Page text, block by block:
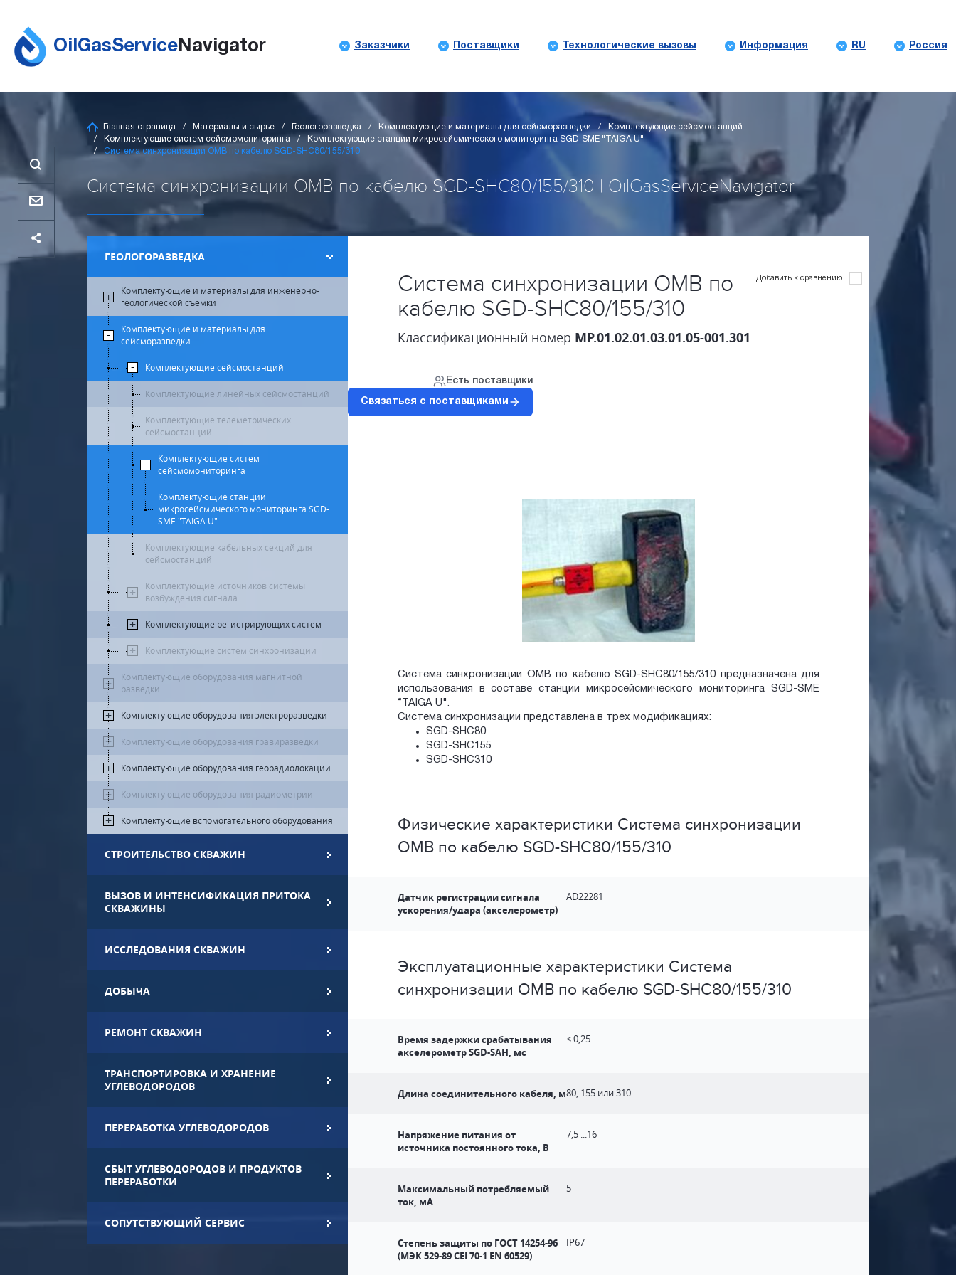
OilGasService Navigator Заказчики Поставщики Технологические вызовы Информация RU Россия
Главная страница Материалы и сырье Геологоразведка Комплектующие и материалы для сейсморазведки
Комплектующие сейсмостанций
Комплектующие систем сейсмомониторинга
Комплектующие станции микросейсмического мониторинга SGD-SME "TAIGA U"
Система синхронизации ОМВ по кабелю SGD-SHC80/155/310
Система синхронизации ОМВ по кабелю SGD-SHC80/155/310 | OilGasServiceNavigator
ГЕОЛОГОРАЗВЕДКА
Комплектующие и материалы для инженерно-
геологической съемки
Комплектующие и материалы для
сейсморазведки
Комплектующие сейсмостанций
Комплектующие линейных сейсмостанций
Комплектующие телеметрических
сейсмостанций
Комплектующие систем
сейсмомониторинга
Комплектующие станции
микросейсмического мониторинга SGD-
SME "TAIGA U"
Комплектующие кабельных секций для
сейсмостанций
Комплектующие источников системы
возбуждения сигнала
Комплектующие регистрирующих систем
Комплектующие систем синхронизации
Комплектующие оборудования магнитной
разведки
Комплектующие оборудования электроразведки
Комплектующие оборудования гравиразведки
Комплектующие оборудования георадиолокации
Комплектующие оборудования радиометрии
Комплектующие вспомогательного оборудования
СТРОИТЕЛЬСТВО СКВАЖИН
ВЫЗОВ И ИНТЕНСИФИКАЦИЯ ПРИТОКА
СКВАЖИНЫ
ИССЛЕДОВАНИЯ СКВАЖИН
ДОБЫЧА
РЕМОНТ СКВАЖИН
ТРАНСПОРТИРОВКА И ХРАНЕНИЕ
УГЛЕВОДОРОДОВ
ПЕРЕРАБОТКА УГЛЕВОДОРОДОВ
СБЫТ УГЛЕВОДОРОДОВ И ПРОДУКТОВ
ПЕРЕРАБОТКИ
СОПУТСТВУЮЩИЙ СЕРВИС
Добавить к сравнению
Система синхронизации ОМВ по
кабелю SGD-SHC80/155/310
Классификационный номер MP.01.02.01.03.01.05-001.301
Есть поставщики
Связаться с поставщиками
Система синхронизации ОМВ по кабелю SGD-SHC80/155/310 предназначена для
использования в составе станции микросейсмического мониторинга SGD-SME
“TAIGA U".
Система синхронизации представлена в трех модификациях:
SGD-SHC80
SGD-SHC155
SGD-SHC310
Физические характеристики Система синхронизации
ОМВ по кабелю SGD-SHC80/155/310
Датчик регистрации сигнала
ускорения/удара (акселерометр)
AD22281
Эксплуатационные характеристики Система
синхронизации ОМВ по кабелю SGD-SHC80/155/310
Время задержки срабатывания
акселерометр SGD-SAH, мс
< 0,25
Длина соединительного кабеля, м80, 155 или 310
Напряжение питания от
источника постоянного тока, В
7,5 ...16
Максимальный потребляемый
ток, мА
5
Степень защиты по ГОСТ 14254-96
(МЭК 529-89 CEI 70-1 EN 60529)
IP67